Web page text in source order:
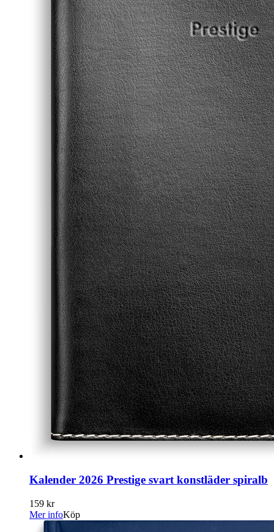
Kalender 2026 Prestige svart konstläder spiralb
159 kr
Mer infoKöp